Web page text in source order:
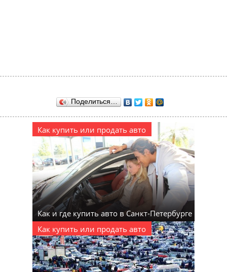
Поделиться…
Как купить или продать авто
Как и где купить авто в Санкт-Петербурге
Как купить или продать авто